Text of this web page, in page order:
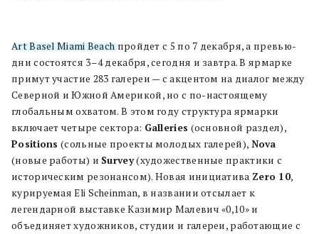
Art Basel Miami Beachпройдет с 5 по 7 декабря, а превью-
дни состоятся 3–4 декабря, сегодня и завтра. В ярмарке
примут участие 283 галереи — с акцентом на диалог между
Северной и Южной Америкой, но с по-настоящему
глобальным охватом. В этом году структура ярмарки
включает четыре сектора: Galleries (основной раздел),
Positions (сольные проекты молодых галерей), Nova
(новые работы) и Survey(художественные практики с
историческим резонансом). Новая инициатива Zero 10,
курируемая Eli Scheinman, в названии отсылает к
легендарной выставке Казимир Малевич «0,10» и
объединяет художников, студии и галереи, работающие с